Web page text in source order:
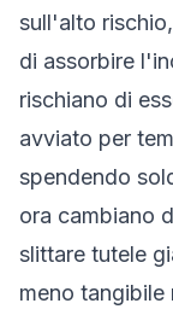
sull'alto
di assorbire
rischiano di
avviato per
spendendo
ora cambiano
slittare tutele
meno tangibile